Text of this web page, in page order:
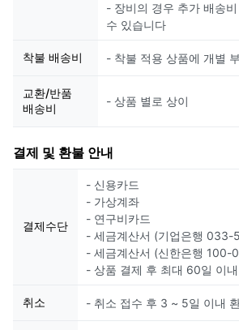
- 장비의 경우 추가 배송
수 있습니다
착불 배송비 - 착불 적용 상품에 개별
교환/반품
배송비
- 상품 별로 상이
결제 및 환불 안내
결제수단
- 신용카드
- 가상계좌
- 연구비카드
- 세금계산서 (기업은행
- 세금계산서 (신한은행
- 상품 결제 후 최대 60일 이
취소 - 취소 접수 후 3 ~ 5일 이내